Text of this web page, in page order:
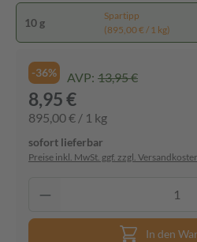
10 g
Spartipp
(895,00 € / 1 kg)
-36% AVP: 13,95 €
8,95 €
895,00 € / 1 kg
sofort lieferbar
Preise inkl. MwSt. ggf. zzgl.
In den